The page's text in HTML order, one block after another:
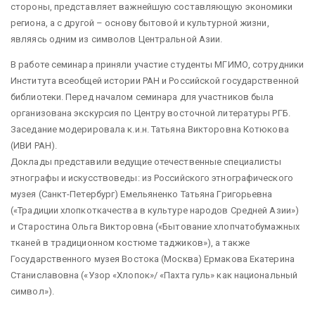
стороны, представляет важнейшую составляющую экономики
региона, а с другой – основу бытовой и культурной жизни,
являясь одним из символов Центральной Азии.
В работе семинара приняли участие студенты МГИМО, сотрудники
Института всеобщей истории РАН и Российской государственной
библиотеки. Перед началом семинара для участников была
организована экскурсия по Центру восточной литературы РГБ.
Заседание модерировала к.и.н. Татьяна Викторовна Котюкова
(ИВИ РАН).
Доклады представили ведущие отечественные специалисты
этнографы и искусствоведы: из Российского этнографического
музея (Санкт-Петербург) Емельяненко Татьяна Григорьевна
(«Традиции хлопкоткачества в культуре народов Средней Азии»)
и Старостина Ольга Викторовна («Бытование хлопчатобумажных
тканей в традиционном костюме таджиков»), а также
Государственного музея Востока (Москва) Ермакова Екатерина
Станиславовна («Узор «Хлопок»/ «Пахта гуль» как национальный
символ»).